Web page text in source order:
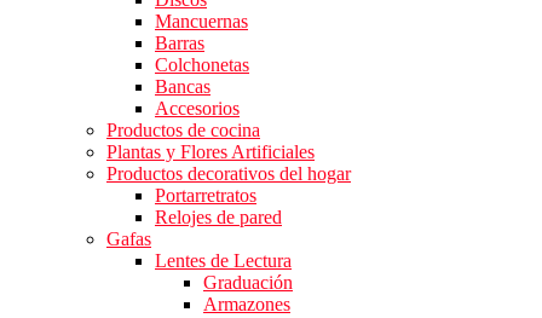
Mancuernas
Barras
Colchonetas
Bancas
Accesorios
Productos de cocina
Plantas y Flores Artificiales
Productos decorativos del hogar
Portarretratos
Relojes de pared
Gafas
Lentes de Lectura
Graduación
Armazones